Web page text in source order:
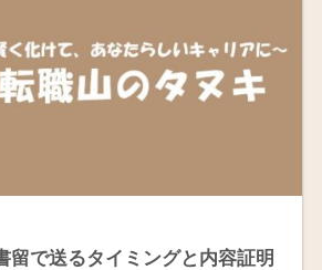
留で送るタイミングと内容証明